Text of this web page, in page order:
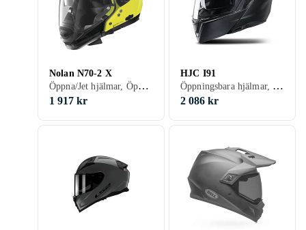
Nolan N70-2 X
Öppna/Jet hjälmar, Öppningsbara hjälmar, Integralhjälmar, Adventure hjälmar, Visir, Svart, Vit, Silver, Grå, Brun, Blå, Röd, Gul, Orange, Grön, Beige
1 917 kr
HJC I91
Öppningsbara hjälmar, Svart, Vit, Silver, Grå, Blå, Röd, Gul, Orange, Grön, Beige, Rosa
2 086 kr